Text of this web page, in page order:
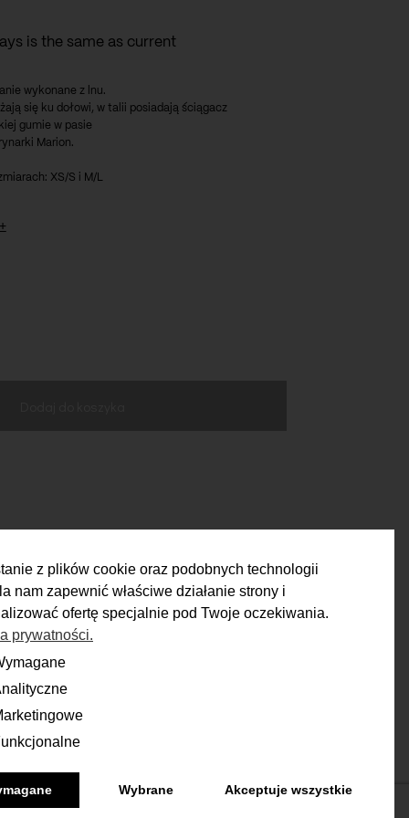
z plików cookie oraz podobnych technologii
nam zapewnić właściwe działanie strony i
ofertę specjalnie pod Twoje oczekiwania.
prywatności.
Wybrane Akceptuje wszystkie
is the same as current
wykonane z lnu.
się ku dołowi, w talii posiadają ściągacz
gumie w pasie
Marion.
XS/S i M/L
+
71 cm
97 cm
ściągacz)
ZWROTY
Masz 14 dni na podjęcie
i spokojne rozważenie zakupu.